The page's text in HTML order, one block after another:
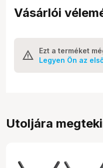
Vásárlói
Ezt a terméket
Legyen Ön az
Utoljára